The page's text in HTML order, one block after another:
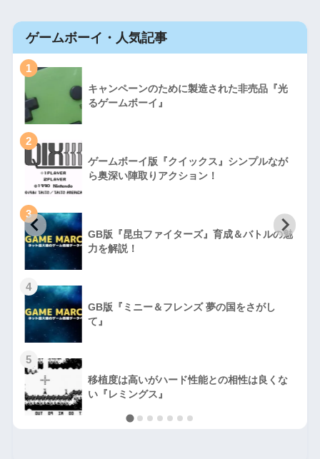
ゲームボーイ・人気記事
1
キャンペーンのために製造された非売品『光
るゲームボーイ』
2
ゲームボーイ版『クイックス』シンプルなが
ら奥深い陣取りアクション！
3
GB版『昆虫ファイターズ』育成＆バトルの魅
力を解説！
4
GB版『ミニー＆フレンズ 夢の国をさがし
て』
5
移植度は高いがハード性能との相性は良くな
い『レミングス』